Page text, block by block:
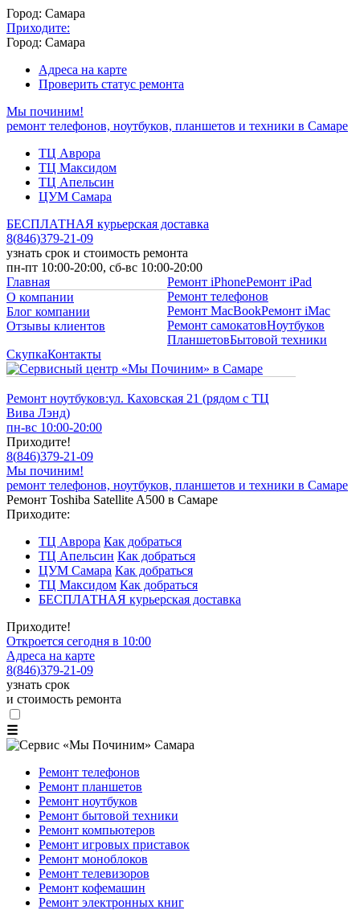
Город: Самара
Приходите:
Город: Самара
Адреса на карте
Проверить статус ремонта
Мы починим!
ремонт телефонов, ноутбуков, планшетов и техники в Самаре
ТЦ Аврора
ТЦ Максидом
ТЦ Апельсин
ЦУМ Самара
БЕСПЛАТНАЯ курьерская доставка
8(846)379-21-09
узнать срок и стоимость ремонта
пн-пт 10:00-20:00, сб-вс 10:00-20:00
Главная
О компании
Блог компании
Отзывы клиентов
Ремонт iPhoneРемонт iPad
Ремонт телефонов
Ремонт MacBookРемонт iMac
Ремонт самокатовНоутбуков
ПланшетовБытовой техники
СкупкаКонтакты
Ремонт ноутбуков:ул. Каховская 21 (рядом с ТЦ
Вива Лэнд)
пн-вс 10:00-20:00
Приходите!
8(846)379-21-09
Мы починим!
ремонт телефонов, ноутбуков, планшетов и техники в Самаре
Ремонт Toshiba Satellite A500 в Самаре
Приходите:
ТЦ Аврора Как добраться
ТЦ Апельсин Как добраться
ЦУМ Самара Как добраться
ТЦ Максидом Как добраться
БЕСПЛАТНАЯ курьерская доставка
Приходите!
Откроется сегодня в 10:00
Адреса на карте
8(846)379-21-09
узнать срок
и стоимость ремонта
☰
Ремонт телефонов
Ремонт планшетов
Ремонт ноутбуков
Ремонт бытовой техники
Ремонт компьютеров
Ремонт игровых приставок
Ремонт моноблоков
Ремонт телевизоров
Ремонт кофемашин
Ремонт электронных книг